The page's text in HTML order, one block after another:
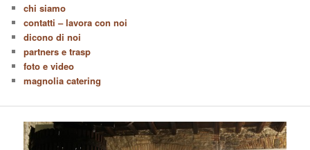
chi siamo
contatti – lavora con noi
dicono di noi
partners e trasp
foto e video
magnolia catering